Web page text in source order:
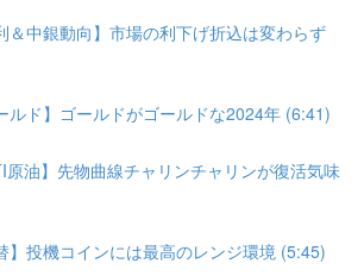
＆中銀動向】市場の利下げ折込は変わらず
ルド】ゴールドがゴールドな2024年 (6:41)
原油】先物曲線チャリンチャリンが復活気味
】投機コインには最高のレンジ環境 (5:45)